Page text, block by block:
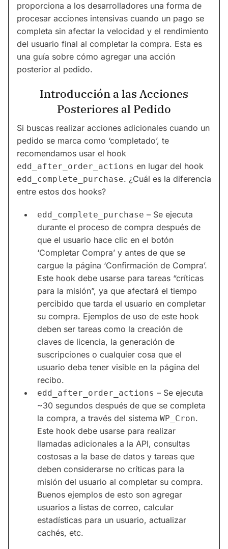
proporciona a los desarrolladores una forma de
procesar acciones intensivas cuando un pago se
completa sin afectar la velocidad y el rendimiento
del usuario final al completar la compra. Esta es
una guía sobre cómo agregar una acción
posterior al pedido.
Introducción a las Acciones
Posteriores al Pedido
Si buscas realizar acciones adicionales cuando un
pedido se marca como ‘completado’, te
recomendamos usar el hook
edd_after_order_actions en lugar del hook
edd_complete_purchase. ¿Cuál es la diferencia
entre estos dos hooks?
edd_complete_purchase – Se ejecuta
durante el proceso de compra después de
que el usuario hace clic en el botón
‘Completar Compra’ y antes de que se
cargue la página ‘Confirmación de Compra’.
Este hook debe usarse para tareas “críticas
para la misión”, ya que afectará el tiempo
percibido que tarda el usuario en completar
su compra. Ejemplos de uso de este hook
deben ser tareas como la creación de
claves de licencia, la generación de
suscripciones o cualquier cosa que el
usuario deba tener visible en la página del
recibo.
edd_after_order_actions – Se ejecuta
~30 segundos después de que se completa
la compra, a través del sistema WP_Cron.
Este hook debe usarse para realizar
llamadas adicionales a la API, consultas
costosas a la base de datos y tareas que
deben considerarse no críticas para la
misión del usuario al completar su compra.
Buenos ejemplos de esto son agregar
usuarios a listas de correo, calcular
estadísticas para un usuario, actualizar
cachés, etc.